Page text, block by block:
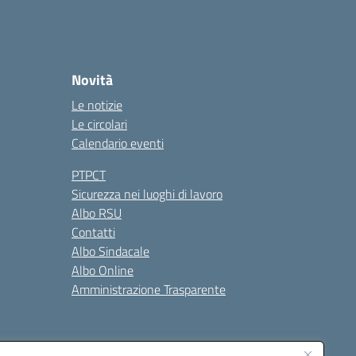
Novità
Le notizie
Le circolari
Calendario eventi
PTPCT
Sicurezza nei luoghi di lavoro
Albo RSU
Contatti
Albo Sindacale
Albo Online
Amministrazione Trasparente